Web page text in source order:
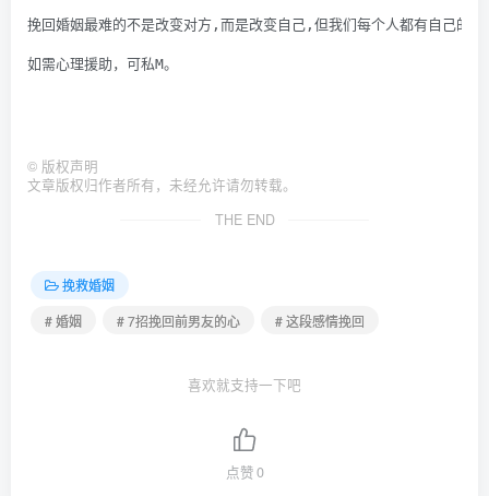
挽回婚姻最难的不是改变对方,而是改变自己,但我们每个人都有自己的
如需心理援助，可私M。
© 版权声明
文章版权归作者所有，未经允许请勿转载。
THE END
挽救婚姻
# 婚姻
# 7招挽回前男友的心 # 这段感情挽回
喜欢就支持一下吧
点赞0